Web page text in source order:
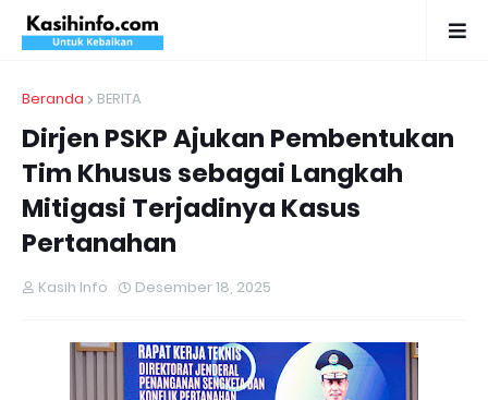
Beranda BERITA
Dirjen PSKP Ajukan Pembentukan
Tim Khusus sebagai Langkah
Mitigasi Terjadinya Kasus
Pertanahan
Kasih Info Desember 18, 2025